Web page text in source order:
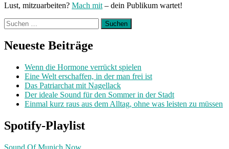
Lust, mitzuarbeiten? Mach mit – dein Publikum wartet!
Suchen
nach:
Neueste Beiträge
Wenn die Hormone verrückt spielen
Eine Welt erschaffen, in der man frei ist
Das Patriarchat mit Nagellack
Der ideale Sound für den Sommer in der Stadt
Einmal kurz raus aus dem Alltag, ohne was leisten zu müssen
Spotify-Playlist